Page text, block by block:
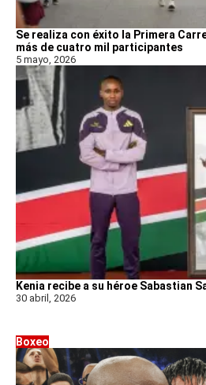
Se realiza con éxito la Primera
más de cuatro mil participantes
5 mayo, 2026
Kenia recibe a su héroe Sabastian
30 abril, 2026
Boxeo